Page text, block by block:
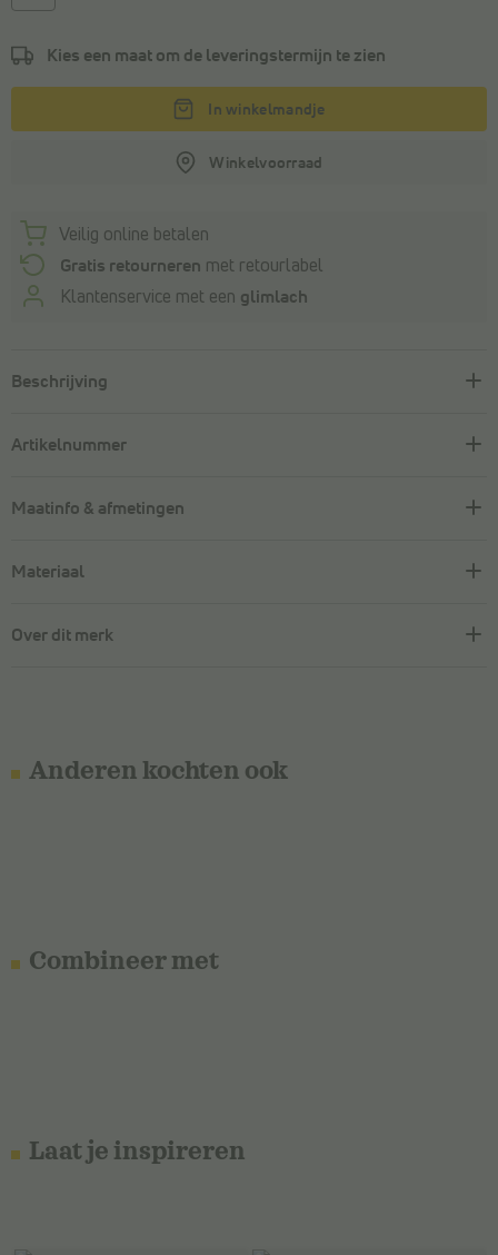
Kies een maat om de leveringstermijn te zien
In winkelmandje
Winkelvoorraad
Veilig online betalen
Gratis retourneren met retourlabel
Klantenservice met een glimlach
Beschrijving
Artikelnummer
Maatinfo & afmetingen
Materiaal
Over dit merk
Anderen kochten ook
Combineer met
Laat je inspireren